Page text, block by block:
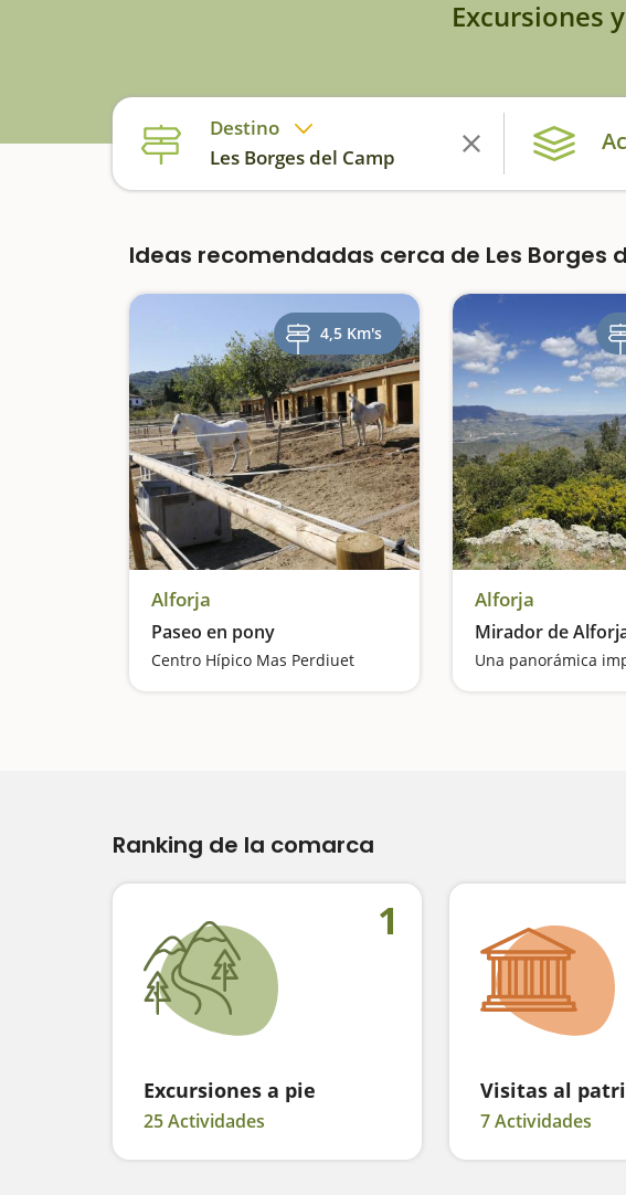
Excursiones
Destino
Les Borges del Camp
Ideas recomendadas cerca de Les Borges
4,5 Km's
Alforja
Paseo en pony
Centro Hípico Mas Perdiuet
Alforja
Mirador de
Una panorámica
Ranking de la comarca
1
Excursiones a pie
25 Actividades
Visitas al
7 Actividades